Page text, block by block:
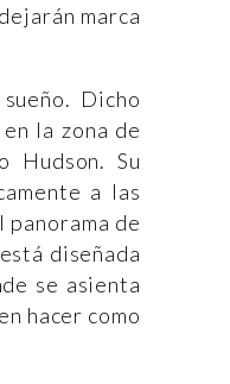
marca
Dicho
la zona de
Hudson. Su
a las
de
diseñada
se asienta
hacer como